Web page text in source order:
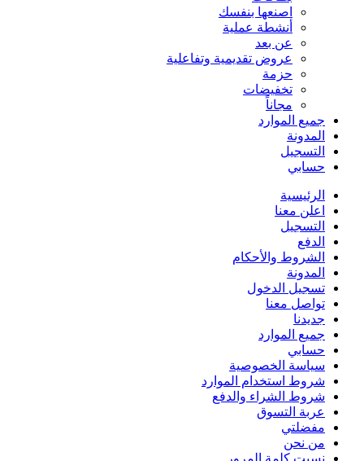
اصنعها بنفسك
أنشطة عملية
عن بعد
عروض تقديمية وتفاعلية
حزمة
تخفيضات
مجاناً
جميع الموارد
المدونة
التسجيل
حسابي
الرئيسية
اعلن معنا
التسجيل
الدفع
الشروط والأحكام
المدونة
تسجيل الدخول
تواصل معنا
جديدنا
جميع الموارد
حسابي
سياسة الخصوصية
شروط استخدام الموارد
شروط الشراء والدفع
عربة التسوق
مفضلتي
من نحن
نسيت كلمة المرور